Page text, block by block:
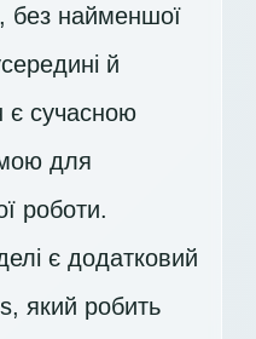
без найменшої
й
є сучасною
для
роботи.
є додатковий
який робить